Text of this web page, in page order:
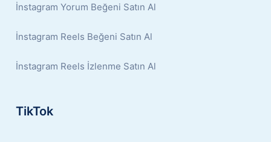
İnstagram Yorum Beğeni Satın Al
İnstagram Reels Beğeni Satın Al
İnstagram Reels İzlenme Satın Al
TikTok